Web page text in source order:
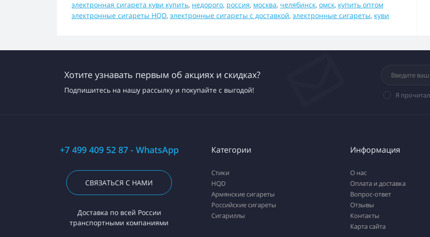
электронная сигарета куви купить, недорого, россия, москва, челябинск, омск, купить оптом
электронные сигареты HQD, электронные сигареты с доставкой, электронные сигареты, куви
Хотите узнавать первым об акциях и скидках?
Подпишитесь на нашу рассылку и покупайте с выгодой!
Я прочитал
+7 499 409 52 87 - WhatsApp
СВЯЗАТЬСЯ С НАМИ
Доставка по всей России
транспортными компаниями
Категории
Стики
HQD
Армянские сигареты
Российские сигареты
Сигариллы
Информация
О нас
Оплата и доставка
Вопрос-ответ
Отзывы
Контакты
Карта сайта